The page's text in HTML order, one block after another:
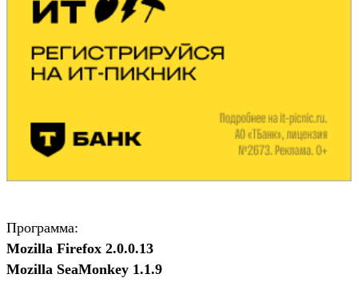
Программа:
Mozilla Firefox 2.0.0.13
Mozilla SeaMonkey 1.1.9